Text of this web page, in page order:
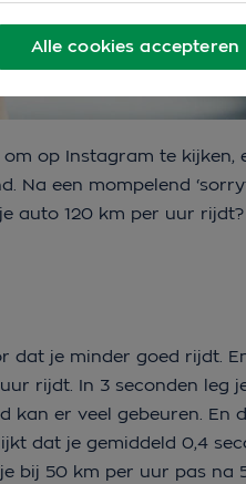
op Instagram te kijken,
Na een mompelend
auto 120 km per uur
dat je minder goed rijdt.
rijdt. In 3 seconden leg
kan er veel gebeuren. En
dat je gemiddeld 0,4
bij 50 km per uur pas na
Alle cookies accepteren